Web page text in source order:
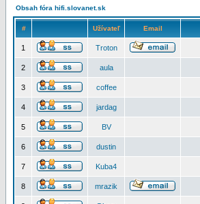
Obsah fóra hifi.slovanet.sk
# Užívateľ Email
1 Troton
2 aula
3 coffee
4 jardag
5 BV
6 dustin
7 Kuba4
8 mrazik